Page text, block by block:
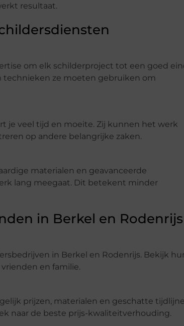
resultaat.
om elk schilderproject tot een goed
technieken ze moeten gebruiken om
je veel tijd en moeite. Zij kunnen het werk
op andere belangrijke zaken.
materialen en geavanceerde
lang meegaat. Dit betekent minder
in Berkel en Rodenrijs
in Berkel en Rodenrijs. Bekijk
en familie.
prijzen, materialen en geschatte
naar de beste prijs-kwaliteitverhouding.